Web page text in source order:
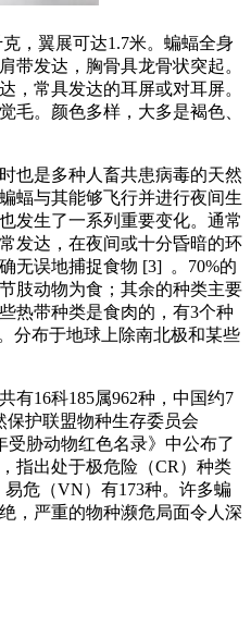
，翼展可达1.7米。蝙蝠全身
带发达，胸骨具龙骨状突起。
，常具发达的耳屏或对耳屏。
毛。颜色多样，大多是褐色、
也是多种人畜共患病毒的天然
蝠与其能够飞行并进行夜间生
发生了一系列重要变化。通常
发达，在夜间或十分昏暗的环
无误地捕捉食物 [3] 。70%的
肢动物为食；其余的种类主要
热带种类是食肉的，有3个种
分布于地球上除南北极和某些
有16科185属962种，中国约7
保护联盟物种生存委员会
受胁动物红色名录》中公布了
指出处于极危险（CR）种类
危（VN）有173种。许多蝙
，严重的物种濒危局面令人深